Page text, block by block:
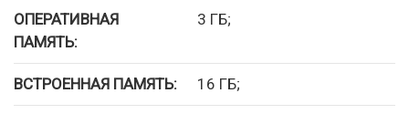
ОПЕРАТИВНАЯ
ПАМЯТЬ:
3 ГБ;
ВСТРОЕННАЯ ПАМЯТЬ: 16 ГБ;